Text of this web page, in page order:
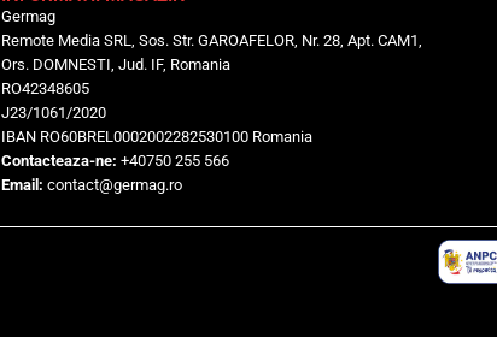
Germag
Remote Media SRL, Sos. Str. GAROAFELOR, Nr. 28, Apt. CAM1,
Ors. DOMNESTI, Jud. IF, Romania
RO42348605
J23/1061/2020
IBAN RO60BREL0002002282530100 Romania
Contacteaza-ne: +40750 255 566
Email: contact@germag.ro